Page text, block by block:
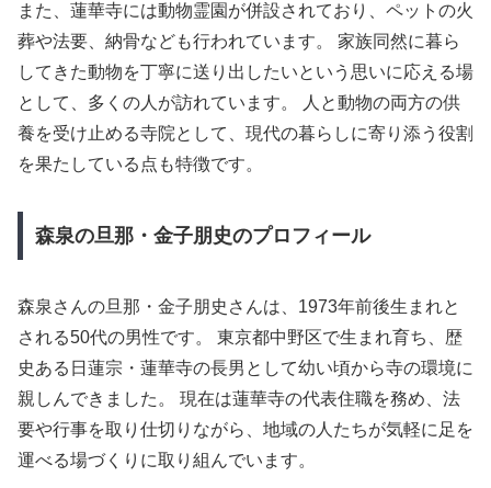
また、蓮華寺には動物霊園が併設されており、ペットの火
葬や法要、納骨なども行われています。 家族同然に暮ら
してきた動物を丁寧に送り出したいという思いに応える場
として、多くの人が訪れています。 人と動物の両方の供
養を受け止める寺院として、現代の暮らしに寄り添う役割
を果たしている点も特徴です。
森泉の旦那・金子朋史のプロフィール
森泉さんの旦那・金子朋史さんは、1973年前後生まれと
される50代の男性です。 東京都中野区で生まれ育ち、歴
史ある日蓮宗・蓮華寺の長男として幼い頃から寺の環境に
親しんできました。 現在は蓮華寺の代表住職を務め、法
要や行事を取り仕切りながら、地域の人たちが気軽に足を
運べる場づくりに取り組んでいます。